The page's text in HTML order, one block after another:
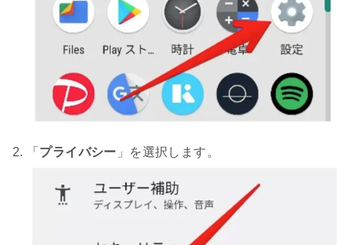
「 プライバシー 」を選択します。